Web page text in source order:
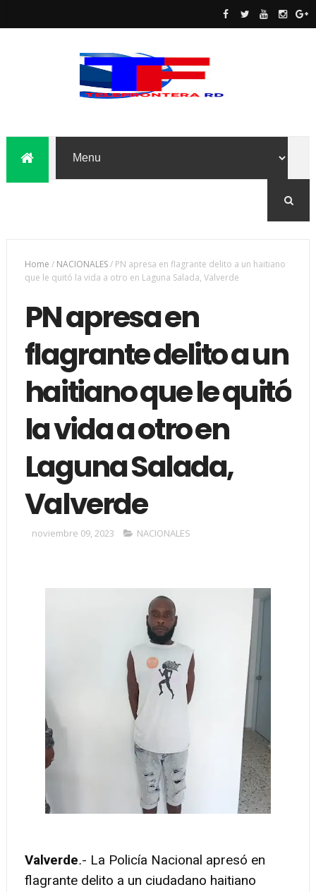
Home / NACIONALES/ PN apresa en flagrante delito a un haitiano
que le quitó la vida a otro en Laguna Salada, Valverde
PN apresa en
flagrante delito a un
haitiano que le quitó
la vida a otro en
Laguna Salada,
Valverde
noviembre 09, 2023 NACIONALES
Valverde.- La Policía Nacional apresó en
flagrante delito a un ciudadano haitiano